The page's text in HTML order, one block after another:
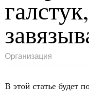
Организация
В этой статье будет